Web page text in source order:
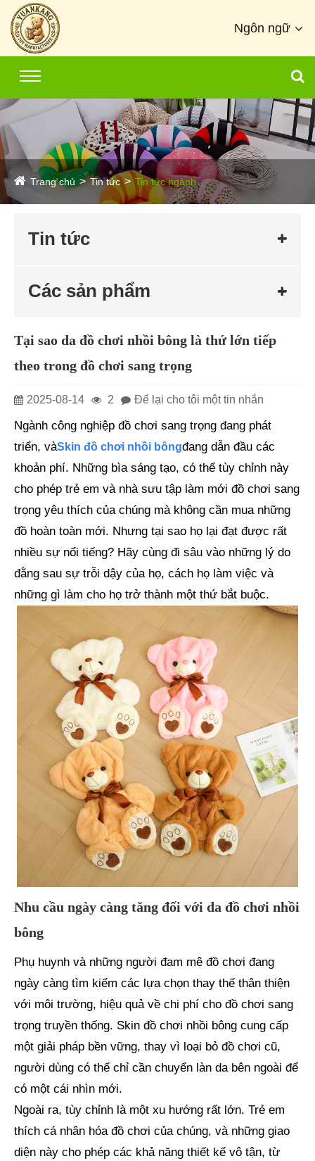
Ngôn ngữ
Trang chủ Tin tức Tin tức ngành
Tin tức
Các sản phẩm
Tại sao da đồ chơi nhồi bông là thứ lớn tiếp
theo trong đồ chơi sang trọng
2025-08-14 2 Để lại cho tôi một tin nhắn
Ngành công nghiệp đồ chơi sang trọng đang phát
triển, vàSkin đồ chơi nhồi bôngđang dẫn đầu các
khoản phí. Những bìa sáng tạo, có thể tùy chỉnh này
cho phép trẻ em và nhà sưu tập làm mới đồ chơi sang
trọng yêu thích của chúng mà không cần mua những
đồ hoàn toàn mới. Nhưng tại sao họ lại đạt được rất
nhiều sự nổi tiếng? Hãy cùng đi sâu vào những lý do
đằng sau sự trỗi dậy của họ, cách họ làm việc và
những gì làm cho họ trở thành một thứ bắt buộc.
Nhu cầu ngày càng tăng đối với da đồ chơi nhồi
bông
Phụ huynh và những người đam mê đồ chơi đang
ngày càng tìm kiếm các lựa chọn thay thế thân thiện
với môi trường, hiệu quả về chi phí cho đồ chơi sang
trọng truyền thống. Skin đồ chơi nhồi bông cung cấp
một giải pháp bền vững, thay vì loại bỏ đồ chơi cũ,
người dùng có thể chỉ cần chuyển làn da bên ngoài để
có một cái nhìn mới.
Ngoài ra, tùy chỉnh là một xu hướng rất lớn. Trẻ em
thích cá nhân hóa đồ chơi của chúng, và những giao
diện này cho phép các khả năng thiết kế vô tận, từ